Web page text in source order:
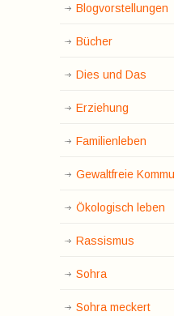
Blogvorstellungen
Bücher
Dies und Das
Erziehung
Familienleben
Gewaltfreie
Ökologisch leben
Rassismus
Sohra
Sohra meckert